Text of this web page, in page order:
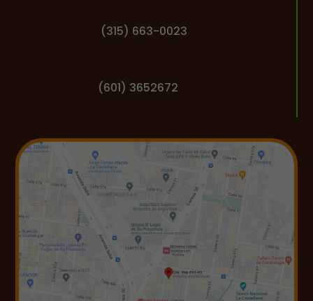
(315) 663-0023
(601) 3652672